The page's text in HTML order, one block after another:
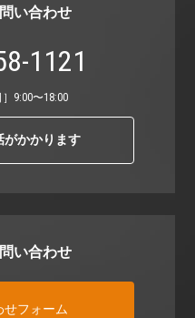
い合わせ
1121
9:00〜18:00
がかかります
い合わせ
せフォーム